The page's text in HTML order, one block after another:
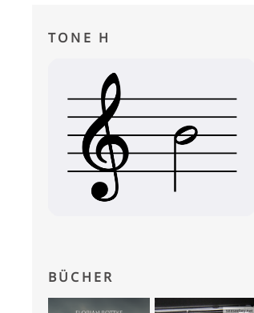
TONE H
BÜCHER